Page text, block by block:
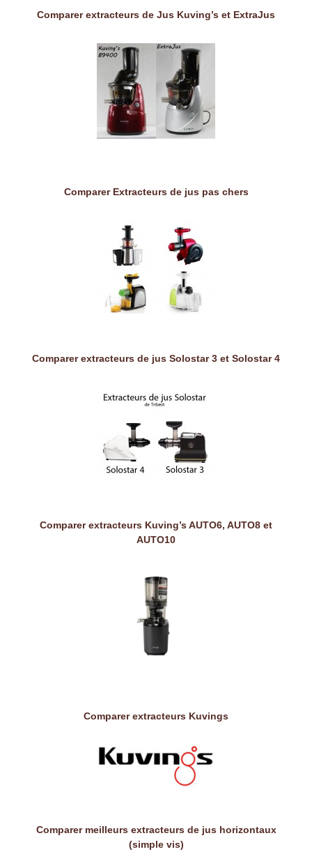
Comparer extracteurs de Jus Kuving’s et ExtraJus
Comparer Extracteurs de jus pas chers
Comparer extracteurs de jus Solostar 3 et Solostar 4
Comparer extracteurs Kuving’s AUTO6, AUTO8 et
AUTO10
Comparer extracteurs Kuvings
Comparer meilleurs extracteurs de jus horizontaux
(simple vis)